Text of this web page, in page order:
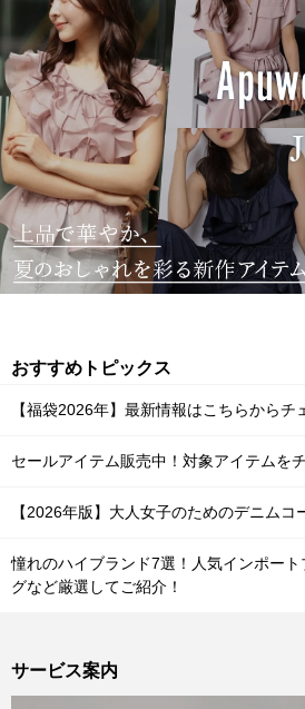
おすすめトピックス
【福袋2026年】最新情報はこちらからチ
セールアイテム販売中！対象アイテムを
【2026年版】大人女子のためのデニムコ
憧れのハイブランド7選！人気インポー
グなど厳選してご紹介！
サービス案内